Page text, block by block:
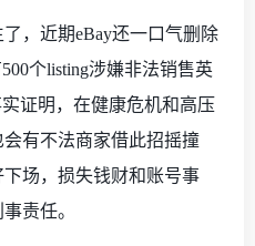
，近期eBay还一口气删除
个listing涉嫌非法销售英
证明，在健康危机和高压
有不法商家借此招摇撞
场，损失钱财和账号事
责任。